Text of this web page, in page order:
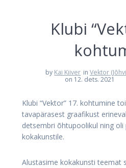
Klubi
by Kai Kiiver in Vektor
on 12. dets. 2021
Klubi “Vektor” 17. kohtumine
tavapärasest graafikust
detsembri õhtupoolikul ning oli
kokakunstile.
Alustasime kokakunsti teemat